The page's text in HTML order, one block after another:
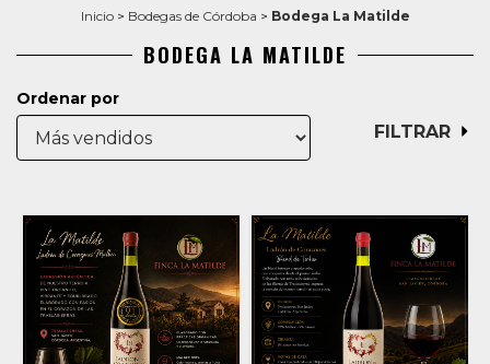
Inicio > Bodegas de Córdoba > Bodega La Matilde
BODEGA LA MATILDE
Ordenar por
FILTRAR